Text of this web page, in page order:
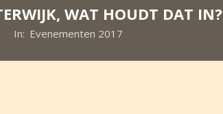
WAT HOUDT DAT IN?
In: Evenementen 2017